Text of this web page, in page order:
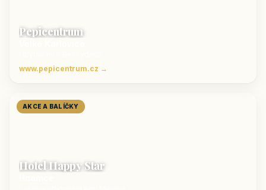
Pepicentrum
www.pepicentrum.cz →
AKCE A BALÍČKY
Hotel Happy Star